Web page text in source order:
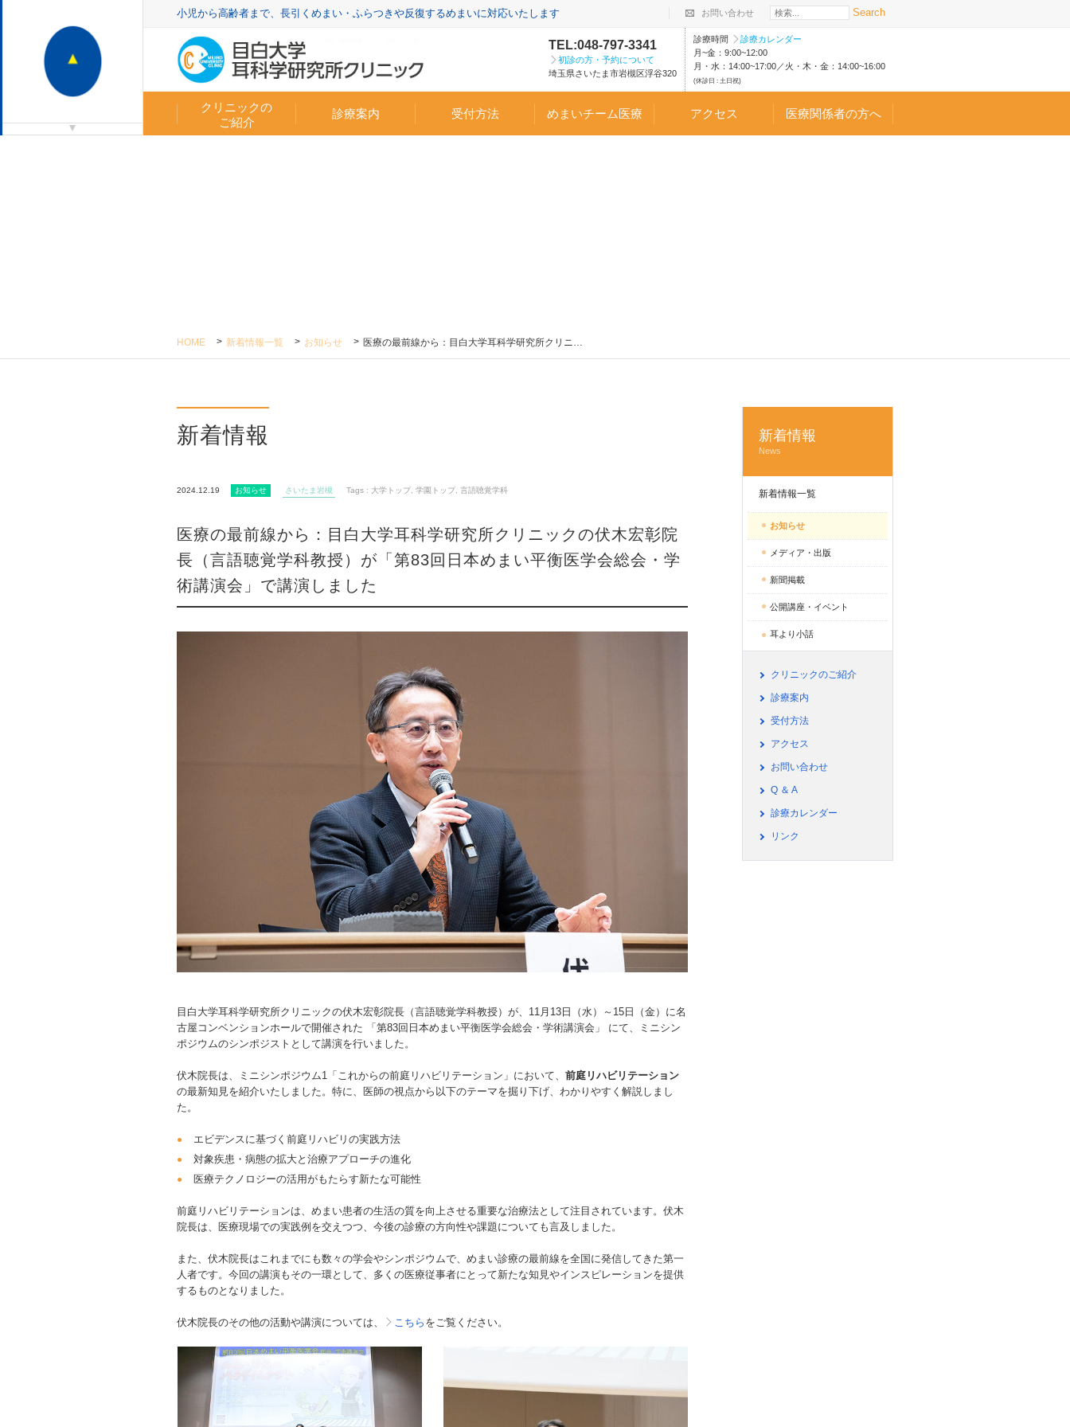
小児から高齢者まで、長引くめまい・ふらつきや反復するめまいに対応いたします お問い合わせ Search
TEL:048-797-3341
初診の方・予約について
埼玉県さいたま市岩槻区浮谷320
診療時間
診療カレンダー
月~金：9:00~12:00
月・水：14:00~17:00／火・木・金：14:00~16:00
(休診日 : 土日祝)
クリニックの
ご紹介
診療案内 受付方法 めまいチーム医療 アクセス 医療関係者の方へ
HOME 新着情報一覧 お知らせ 医療の最前線から：目白大学耳科学研究所クリニックの伏木宏彰院長（言語聴覚学科教授）が「第83回日本めまい平衡医学会総会・学術講演会」で講演しました
新着情報
2024.12.19 お知らせ さいたま岩槻 Tags : 大学トップ 学園トップ 言語聴覚学科
医療の最前線から：目白大学耳科学研究所クリニックの伏木宏彰院
長（言語聴覚学科教授）が「第83回日本めまい平衡医学会総会・学
術講演会」で講演しました
目白大学耳科学研究所クリニックの伏木宏彰院長（言語聴覚学科教授）が、11月13日（水）～15日（金）に名
古屋コンベンションホールで開催された 「第83回日本めまい平衡医学会総会・学術講演会」 にて、ミニシン
ポジウムのシンポジストとして講演を行いました。
伏木院長は、ミニシンポジウム1「これからの前庭リハビリテーション」において、 前庭リハビリテーション
の最新知見を紹介いたしました。特に、医師の視点から以下のテーマを掘り下げ、わかりやすく解説しまし
た。
エビデンスに基づく前庭リハビリの実践方法
対象疾患・病態の拡大と治療アプローチの進化
医療テクノロジーの活用がもたらす新たな可能性
前庭リハビリテーションは、めまい患者の生活の質を向上させる重要な治療法として注目されています。伏木
院長は、医療現場での実践例を交えつつ、今後の診療の方向性や課題についても言及しました。
また、伏木院長はこれまでにも数々の学会やシンポジウムで、めまい診療の最前線を全国に発信してきた第一
人者です。今回の講演もその一環として、多くの医療従事者にとって新たな知見やインスピレーションを提供
するものとなりました。
伏木院長のその他の活動や講演については、 こちら をご覧ください。
新着情報
News
新着情報一覧
お知らせ
メディア・出版
新聞掲載
公開講座・イベント
耳より小話
クリニックのご紹介
診療案内
受付方法
アクセス
お問い合わせ
Q ＆ A
診療カレンダー
リンク